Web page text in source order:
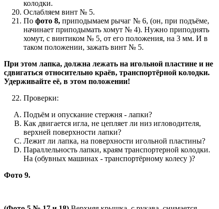
колодки.
Ослабляем винт № 5.
По фото 8, приподымаем рычаг № 6, (он, при подъёме,
начинает приподымать хомут № 4). Нужно приподнять
хомут, с винтиком № 5, от его положения, на 3 мм. И в
таком положении, зажать винт № 5.
При этом лапка, должна лежать на игольной пластине и не
сдвигаться относительно краёв, транспортёрной колодки.
Удерживайте её, в этом положении!
Проверки:
Подъём и опускание стержня - лапки?
Как двигается игла, не цепляет ли низ игловодителя,
верхней поверхности лапки?
Лежит ли лапка, на поверхности игольной пластины?
Параллельность лапки, краям транспортерной колодки.
На (обувных машинах - транспортёрному колесу )?
Фото 9.